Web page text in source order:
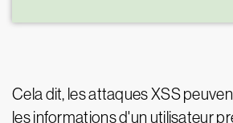
Cela dit, les attaques XSS
les informations d'un utilisateur